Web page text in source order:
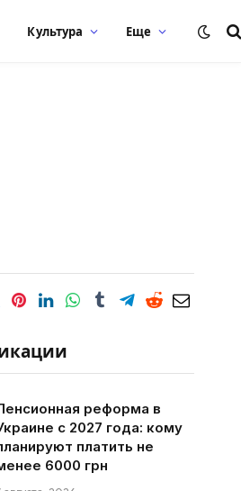
Культура Еще
реформа в
с 2027 года: кому
платить не
6000 грн